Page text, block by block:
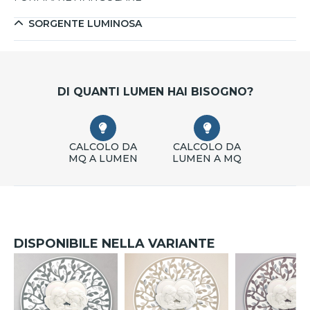
SORGENTE LUMINOSA
DI QUANTI LUMEN HAI BISOGNO?
CALCOLO DA
MQ A LUMEN
CALCOLO DA
LUMEN A MQ
DISPONIBILE NELLA VARIANTE